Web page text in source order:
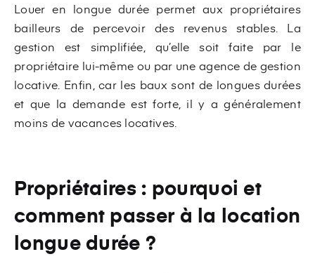
Louer en longue durée permet aux propriétaires
bailleurs de percevoir des revenus stables. La
gestion est simplifiée, qu’elle soit faite par le
propriétaire lui-même ou par une agence de gestion
locative. Enfin, car les baux sont de longues durées
et que la demande est forte, il y a généralement
moins de vacances locatives.
Propriétaires : pourquoi et
comment passer à la location
longue durée ?